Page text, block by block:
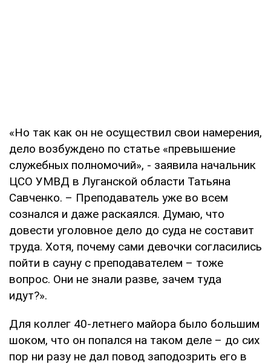
«Но так как он не осуществил свои намерения,
дело возбуждено по статье «превышение
служебных полномочий», - заявила начальник
ЦСО УМВД в Луганской области Татьяна
Савченко. – Преподаватель уже во всем
сознался и даже раскаялся. Думаю, что
довести уголовное дело до суда не составит
труда. Хотя, почему сами девочки согласились
пойти в сауну с преподавателем – тоже
вопрос. Они не знали разве, зачем туда
идут?».
Для коллег 40-летнего майора было большим
шоком, что он попался на таком деле – до сих
пор ни разу не дал повод заподозрить его в